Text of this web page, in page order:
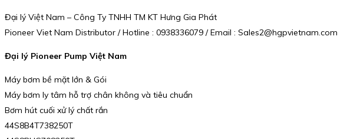
Đại lý Việt Nam – Công Ty TNHH TM KT Hưng Gia Phát
Pioneer Viet Nam Distributor / Hotline : 0938336079 / Email : Sales2@hgpvietnam.com
Đại lý Pioneer Pump Việt Nam
Máy bơm bề mặt lớn & Gói
Máy bơm ly tâm hỗ trợ chân không và tiêu chuẩn
Bơm hút cuối xử lý chất rắn
44S8B4T738250T